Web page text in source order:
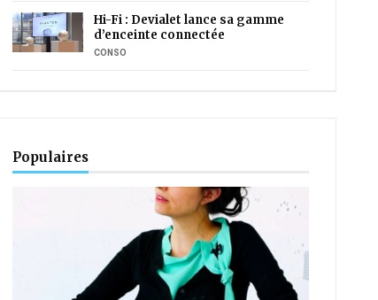
Hi-Fi : Devialet lance sa gamme
d’enceinte connectée
CONSO
Populaires